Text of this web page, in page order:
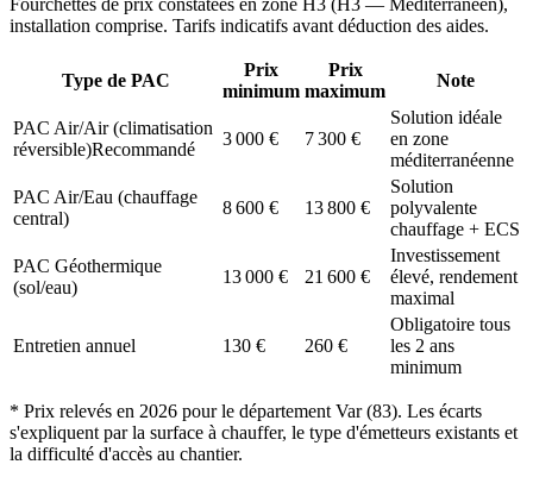
installation comprise. Tarifs indicatifs avant déduction des aides.
Type de PAC
Prix
minimum
Prix
maximum
Note
PAC Air/Air (climatisation
réversible)Recommandé
3 000 € 7 300 €
Solution idéale
en zone
méditerranéenne
PAC Air/Eau (chauffage
central)
8 600 € 13 800 €
Solution
polyvalente
chauffage + ECS
PAC Géothermique
(sol/eau)
13 000 € 21 600 €
Investissement
élevé, rendement
maximal
Entretien annuel 130 € 260 €
Obligatoire tous
les 2 ans
minimum
* Prix relevés en 2026 pour le département Var(83). Les écarts
s'expliquent par la surface à chauffer, le type d'émetteurs existants et
la difficulté d'accès au chantier.